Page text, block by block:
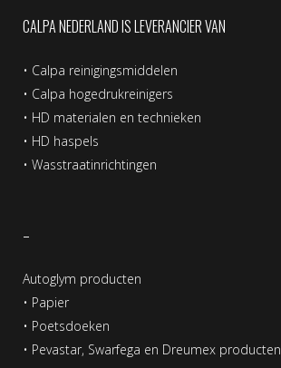
CALPA NEDERLAND IS LEVERANCIER VAN
• Calpa reinigingsmiddelen
• Calpa hogedrukreinigers
• HD materialen en technieken
• HD haspels
• Wasstraatinrichtingen
–
Autoglym producten
• Papier
• Poetsdoeken
• Pevastar, Swarfega en Dreumex producten